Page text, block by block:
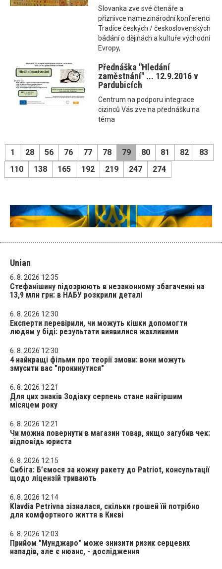
Slovanka zve své čtenáře a
příznivce namezinárodní konferenci
Tradice českých / československých
bádání o dějinách a kultuře východní
Evropy,
Přednáška "Hledání
zaměstnání" ... 12.9.2016 v
Pardubicích
Centrum na podporu integrace
cizinců Vás zve na přednášku na
téma
1 28 56 76 77 78 79 80 81 82
83
110
138 165 192 219 247 274
Unian
6. 8. 2026 12:35
Стефанішину підозрюють в незаконному збагаченні на
13,9 млн грн: в НАБУ розкрили деталі
6. 8. 2026 12:30
Експерти перевірили, чи можуть кішки допомогти
людям у біді: результати виявилися жахливими
6. 8. 2026 12:30
4 найкращі фільми про теорії змови: вони можуть
змусити вас "прокинутися"
6. 8. 2026 12:21
Для цих знаків Зодіаку серпень стане найгіршим
місяцем року
6. 8. 2026 12:21
Чи можна повернути в магазин товар, якщо загубив чек:
відповідь юриста
6. 8. 2026 12:15
Сибіга: Б’ємося за кожну ракету до Patriot, консультації
щодо ліцензій тривають
6. 8. 2026 12:14
Klavdia Petrivna зізналася, скільки грошей їй потрібно
для комфортного життя в Києві
6. 8. 2026 12:03
Прийом "Мунджаро" може знизити ризик серцевих
нападів, але є нюанс, - дослідження